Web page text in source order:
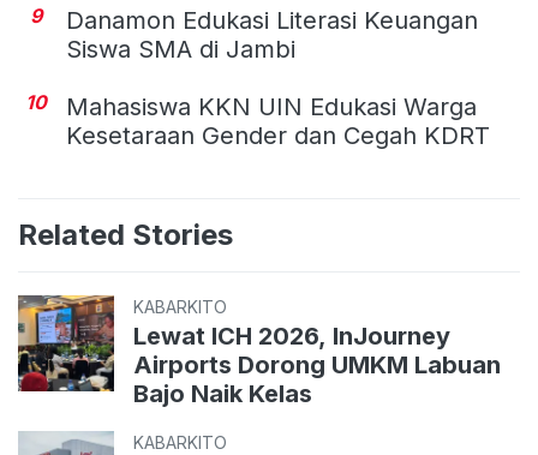
9
Danamon Edukasi Literasi Keuangan
Siswa SMA di Jambi
10
Mahasiswa KKN UIN Edukasi Warga
Kesetaraan Gender dan Cegah KDRT
Related Stories
KABARKITO
Lewat ICH 2026, InJourney
Airports Dorong UMKM Labuan
Bajo Naik Kelas
KABARKITO